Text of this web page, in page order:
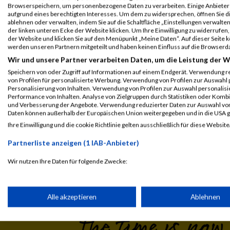
GPos = Geschlechter Position, KPos = Kategorie Position, TPos
Disqualifiziert
Laufsport Anmeldung
Browserspeichern, um personenbezogene Daten zu verarbeiten. Einige
aufgrund eines berechtigten Interesses. Um dem zu widersprechen, öffnen Sie
ablehnen oder verwalten, indem Sie auf die Schaltfläche „Einstellungen
der linken unteren Ecke der Website klicken. Um Ihre Einwilligung zu
der Website und klicken Sie auf den Menüpunkt „Meine Daten“. Auf dieser
werden unseren Partnern mitgeteilt und haben keinen Einfluss auf die
Wir und unsere Partner verarbeiten Daten, um die Leistung der
Speichern von oder Zugriff auf Informationen auf einem Endgerät. Verwendung
von Profilen für personalisierte Werbung. Verwendung von Profilen zur
Personalisierung von Inhalten. Verwendung von Profilen zur Auswahl
Performance von Inhalten. Analyse von Zielgruppen durch Statistiken oder
und Verbesserung der Angebote. Verwendung reduzierter Daten zur Auswahl
Daten können außerhalb der Europäischen Union weitergegeben und in die USA
Ihre Einwilligung und die cookie Richtlinie gelten ausschließlich für diese
Partnerliste anzeigen (1 IAB-Anbieter)
Wir nutzen Ihre Daten für folgende Zwecke:
Speichern von oder Zugriff auf Informationen auf einem
Verwendung reduzierter Daten zur Auswahl von
Alle akzeptieren Ablehnen